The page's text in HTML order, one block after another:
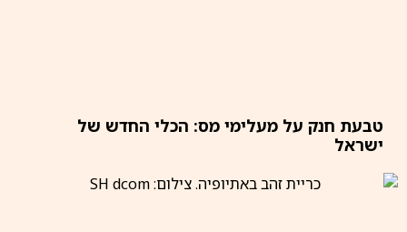
טבעת חנק על מעלימי מס: הכלי החדש של
ישראל